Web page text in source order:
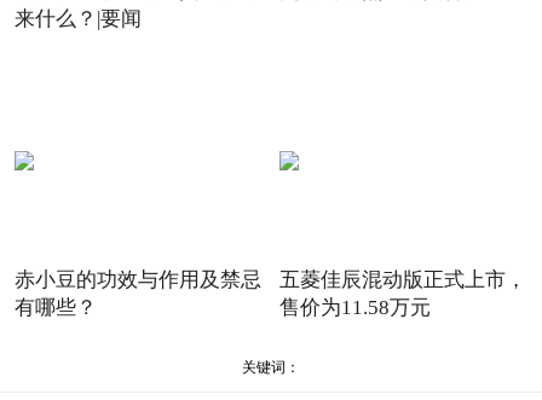
来什么？|要闻
赤小豆的功效与作用及禁忌
有哪些？
五菱佳辰混动版正式上市，
售价为11.58万元
关键词：